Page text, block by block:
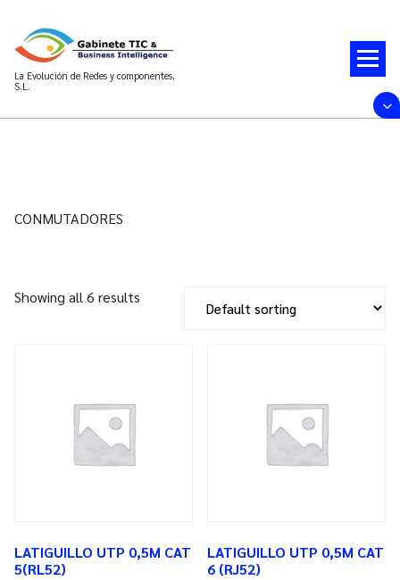
contenido
La Evolución de Redes y componentes,
S.L.
CONMUTADORES
Showing all 6 results
LATIGUILLO UTP 0,5M CAT
5(RL52)
LATIGUILLO UTP 0,5M CAT
6 (RJ52)